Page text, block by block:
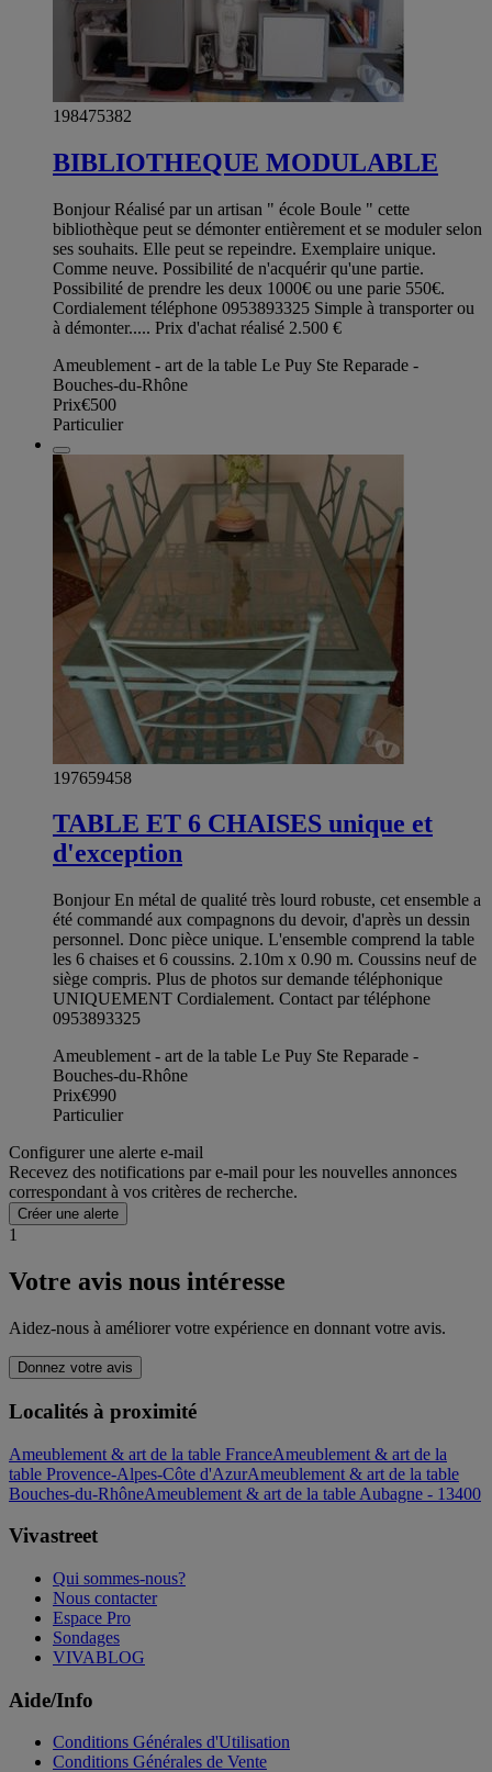
198475382
BIBLIOTHEQUE MODULABLE
Bonjour Réalisé par un artisan " école Boule " cette
bibliothèque peut se démonter entièrement et se moduler selon
ses souhaits. Elle peut se repeindre. Exemplaire unique.
Comme neuve. Possibilité de n'acquérir qu'une partie.
Possibilité de prendre les deux 1000€ ou une parie 550€.
Cordialement téléphone 0953893325 Simple à transporter ou
à démonter..... Prix d'achat réalisé 2.500 €
Ameublement - art de la table Le Puy Ste Reparade -
Bouches-du-Rhône
Prix€500
Particulier
197659458
TABLE ET 6 CHAISES unique et
d'exception
Bonjour En métal de qualité très lourd robuste, cet ensemble a
été commandé aux compagnons du devoir, d'après un dessin
personnel. Donc pièce unique. L'ensemble comprend la table
les 6 chaises et 6 coussins. 2.10m x 0.90 m. Coussins neuf de
siège compris. Plus de photos sur demande téléphonique
UNIQUEMENT Cordialement. Contact par téléphone
0953893325
Ameublement - art de la table Le Puy Ste Reparade -
Bouches-du-Rhône
Prix€990
Particulier
Configurer une alerte e-mail
Recevez des notifications par e-mail pour les nouvelles annonces
correspondant à vos critères de recherche.
Créer une alerte
1
Votre avis nous intéresse
Aidez-nous à améliorer votre expérience en donnant votre avis.
Donnez votre avis
Localités à proximité
Ameublement & art de la table FranceAmeublement & art de la
table Provence-Alpes-Côte d'AzurAmeublement & art de la table
Bouches-du-RhôneAmeublement & art de la table Aubagne - 13400
Vivastreet
Qui sommes-nous?
Nous contacter
Espace Pro
Sondages
VIVABLOG
Aide/Info
Conditions Générales d'Utilisation
Conditions Générales de Vente